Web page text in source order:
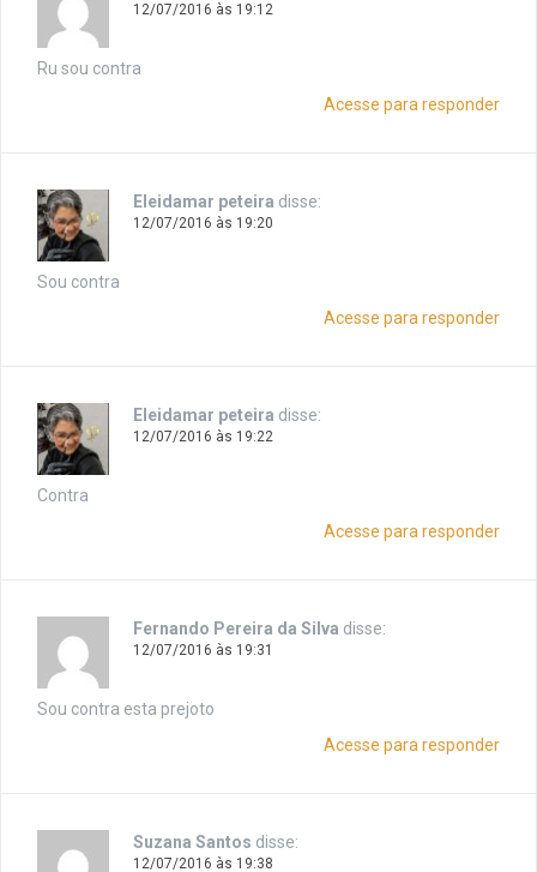
12/07/2016 às 19:12
Ru sou contra
Acesse para responder
Eleidamar peteira disse:
12/07/2016 às 19:20
Sou contra
Acesse para responder
Eleidamar peteira disse:
12/07/2016 às 19:22
Contra
Acesse para responder
Fernando Pereira da Silva disse:
12/07/2016 às 19:31
Sou contra esta prejoto
Acesse para responder
Suzana Santos disse:
12/07/2016 às 19:38